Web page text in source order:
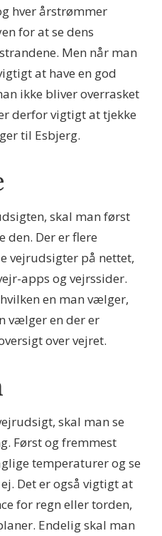
hver årstrømmer
for at se dens
Men når man
at have en god
ikke bliver overrasket
derfor vigtigt at tjekke
til Esbjerg.
skal man først
den. Der er flere
vejrudsigter på nettet,
apps og vejrssider.
en man vælger,
vælger en der er
over vejret.
skal man se
Først og fremmest
temperaturer og se
Det er også vigtigt at
for regn eller torden,
Endelig skal man